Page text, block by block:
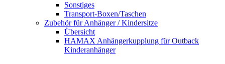
Sonstiges
Transport-Boxen/Taschen
Zubehör für Anhänger / Kindersitze
Übersicht
HAMAX Anhängerkupplung für Outback
Kinderanhänger